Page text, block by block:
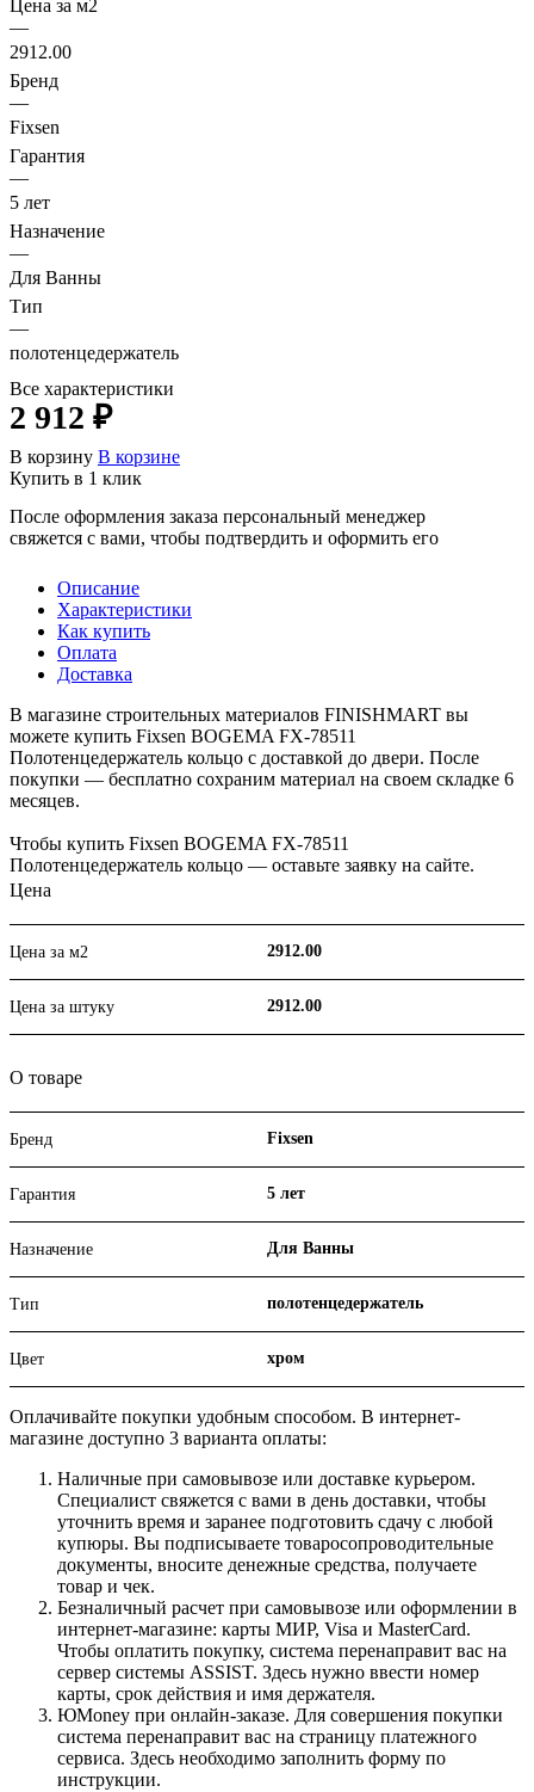
Цена за м2
—
2912.00
Бренд
—
Fixsen
Гарантия
—
5 лет
Назначение
—
Для Ванны
Тип
—
полотенцедержатель
Все характеристики
2 912 ₽
В корзину В корзине
Купить в 1 клик
После оформления заказа персональный менеджер
свяжется с вами, чтобы подтвердить и оформить его
Описание
Характеристики
Как купить
Оплата
Доставка
В магазине строительных материалов FINISHMART вы
можете купить Fixsen BOGEMA FX-78511
Полотенцедержатель кольцо с доставкой до двери. После
покупки — бесплатно сохраним материал на своем складке 6
месяцев.
Чтобы купить Fixsen BOGEMA FX-78511
Полотенцедержатель кольцо — оставьте заявку на сайте.
Цена
Цена за м2 2912.00
Цена за штуку 2912.00
О товаре
Бренд Fixsen
Гарантия 5 лет
Назначение Для Ванны
Тип полотенцедержатель
Цвет хром
Оплачивайте покупки удобным способом. В интернет-
магазине доступно 3 варианта оплаты:
Наличные при самовывозе или доставке курьером.
Специалист свяжется с вами в день доставки, чтобы
уточнить время и заранее подготовить сдачу с любой
купюры. Вы подписываете товаросопроводительные
документы, вносите денежные средства, получаете
товар и чек.
Безналичный расчет при самовывозе или оформлении в
интернет-магазине: карты МИР, Visa и MasterCard.
Чтобы оплатить покупку, система перенаправит вас на
сервер системы ASSIST. Здесь нужно ввести номер
карты, срок действия и имя держателя.
ЮMoney при онлайн-заказе. Для совершения покупки
система перенаправит вас на страницу платежного
сервиса. Здесь необходимо заполнить форму по
инструкции.